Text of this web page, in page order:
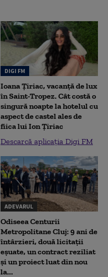
DIGI FM
Ioana Țiriac, vacanță de lux
în Saint-Tropez. Cât costă o
singură noapte la hotelul cu
aspect de castel ales de
fiica lui Ion Țiriac
Descarcă aplicația Digi FM
ADEVARUL
Odiseea Centurii
Metropolitane Cluj: 9 ani de
întârzieri, două licitații
eșuate, un contract reziliat
și un proiect luat din nou
la...